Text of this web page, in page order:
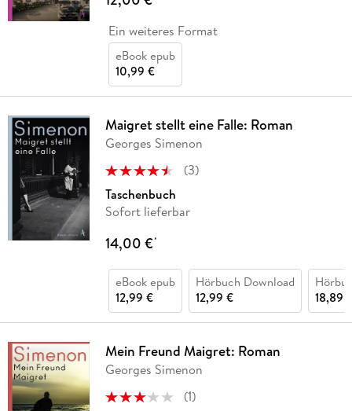
Ein weiteres Format
eBook epub
10,99 €
Maigret stellt eine Falle: Roman
Georges Simenon
(3)
Taschenbuch
Sofort lieferbar
14,00 €*
eBook epub
12,99 €
Hörbuch Download
12,99 €
18,89
Mein Freund Maigret: Roman
Georges Simenon
(1)